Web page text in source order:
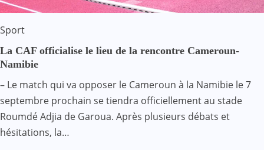
Sport
La CAF officialise le lieu de la rencontre Cameroun-
Namibie
– Le match qui va opposer le Cameroun à la Namibie le 7
septembre prochain se tiendra officiellement au stade
Roumdé Adjia de Garoua. Après plusieurs débats et
hésitations, la…